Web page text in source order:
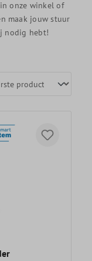
onze winkel of
maak jouw stuur
nodig hebt!